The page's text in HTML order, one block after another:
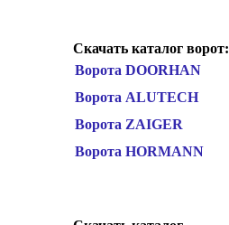
Скачать каталог ворот:
Ворота DOORHAN
Ворота ALUTECH
Ворота ZAIGER
Ворота HORMANN